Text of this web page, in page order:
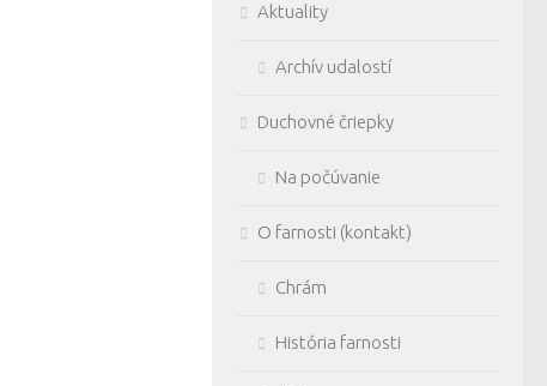
Aktuality
Archív udalostí
Duchovné čriepky
Na počúvanie
O farnosti (kontakt)
Chrám
História farnosti